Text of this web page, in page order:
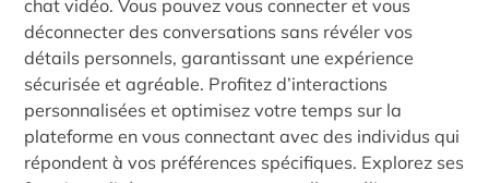
chat vidéo. Vous pouvez vous connecter et vous
déconnecter des conversations sans révéler vos
détails personnels, garantissant une expérience
sécurisée et agréable. Profitez d’interactions
personnalisées et optimisez votre temps sur la
plateforme en vous connectant avec des individus qui
répondent à vos préférences spécifiques. Explorez ses